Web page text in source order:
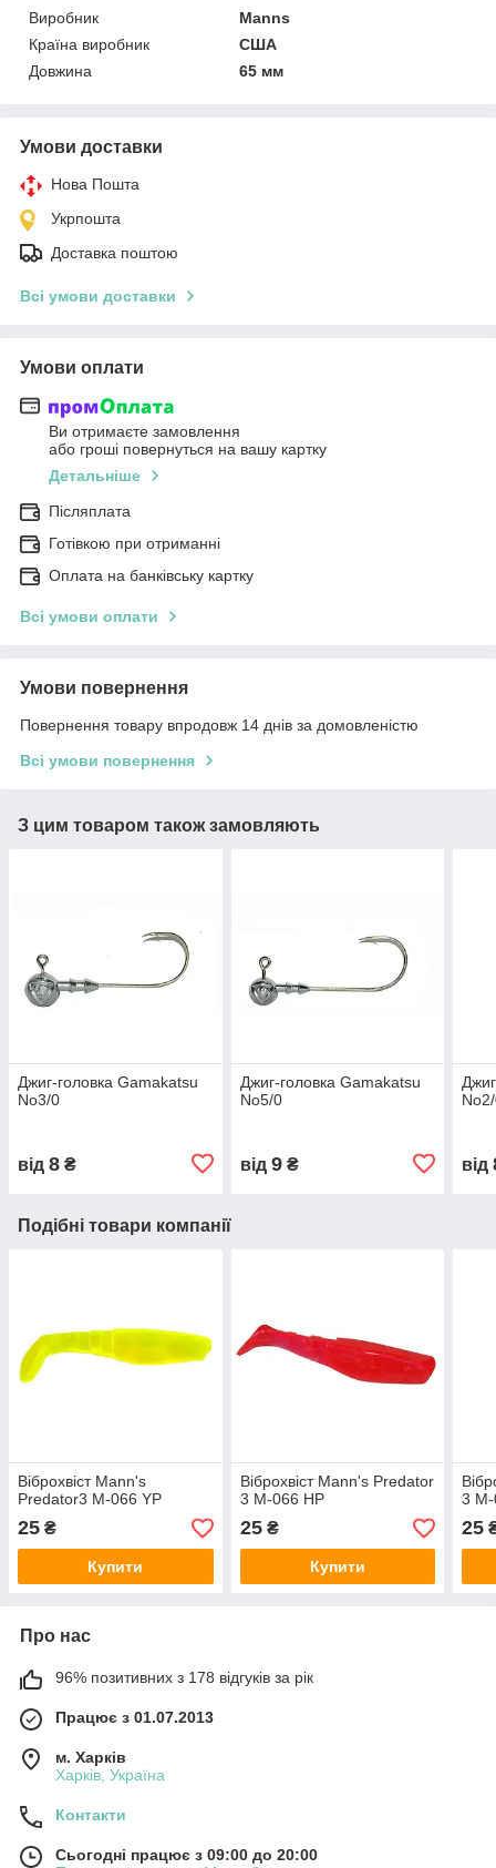
Виробник
Manns
Країна виробник
США
Довжина
65 мм
Умови доставки
Нова Пошта
Укрпошта
Доставка поштою
Всі умови доставки
Умови оплати
Ви отримаєте замовлення
або гроші повернуться на вашу картку
Детальніше
Післяплата
Готівкою при отриманні
Оплата на банківську картку
Всі умови оплати
Умови повернення
Повернення товару впродовж 14 днів за домовленістю
Всі умови повернення
З цим товаром також замовляють
Джиг-головка Gamakatsu
No3/0
від 8 ₴
Джиг-головка Gamakatsu
No5/0
від 9₴ від
Подібні товари компанії
Віброхвіст Mann's
Predator3 M-066 YP
25 ₴
Купити
Віброхвіст Mann's Predator
3 M-066 HP
25₴
Купити
3
25
Про нас
96% позитивних з 178 відгуків за рік
Працює з 01.07.2013
м. Харків
Харків, Україна
Контакти
Сьогодні працює з 09:00 до 20:00